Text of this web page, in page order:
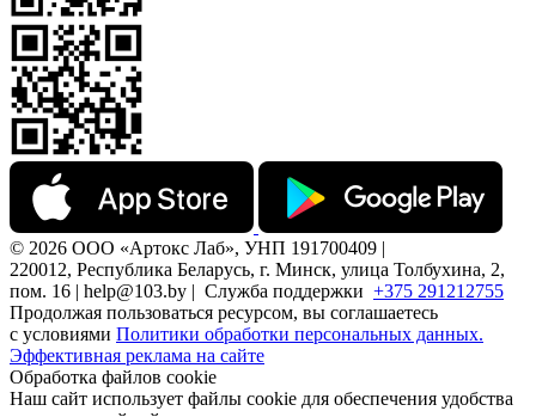
© 2026 ООО «Артокс Лаб», УНП 191700409 |
220012, Республика Беларусь, г. Минск, улица Толбухина, 2,
пом. 16 | help@103.by | Служба поддержки +375 291212755
Продолжая пользоваться ресурсом, вы соглашаетесь
с условиями Политики обработки персональных данных.
Эффективная реклама на сайте
Обработка файлов cookie
Наш сайт использует файлы cookie для обеспечения удобства